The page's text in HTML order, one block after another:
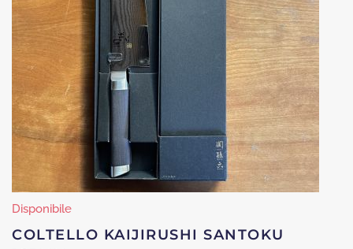
Disponibile
COLTELLO KAIJIRUSHI SANTOKU